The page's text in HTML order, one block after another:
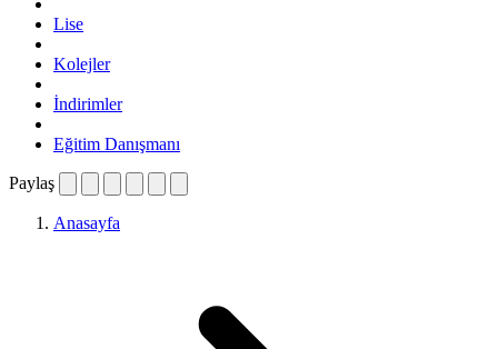
Lise
Kolejler
İndirimler
Eğitim Danışmanı
Paylaş
Anasayfa